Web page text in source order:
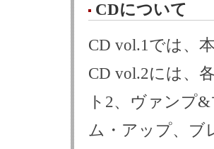
CDについて
CD vol.1では、
CD vol.2には、
ト2、ヴァンプ
ム・アップ、ブ